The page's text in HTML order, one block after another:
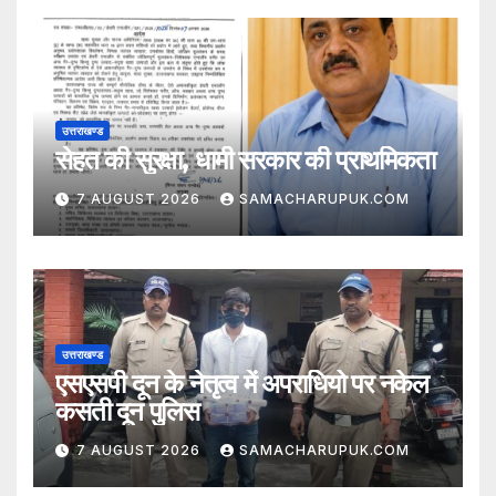
उत्तराखण्ड
सेहत की सुरक्षा, धामी सरकार की प्राथमिकता
7 AUGUST 2026 SAMACHARUPUK.COM
उत्तराखण्ड
एसएसपी दून के नेतृत्व में अपराधियो पर नकेल
कसती दून पुलिस
7 AUGUST 2026 SAMACHARUPUK.COM